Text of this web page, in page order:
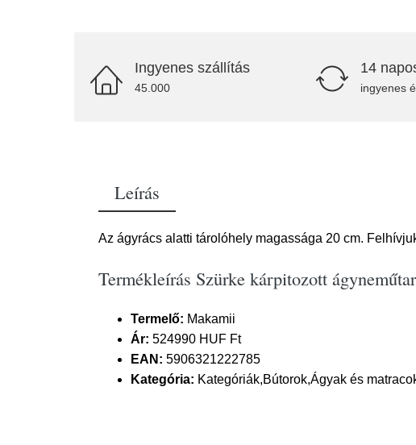
Ingyenes szállítás
45.000
14
ingyenes
Leírás
Az ágyrács alatti tárolóhely magassága 20 cm.
Termékleírás Szürke kárpitozott
Termelő: Makamii
Ár: 524990 HUF Ft
EAN: 5906321222785
Kategória: Kategóriák,Bútorok,Ágyak és